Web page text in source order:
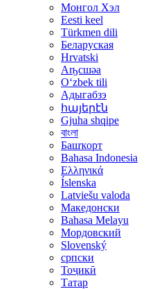
Монгол Хэл
Eesti keel
Türkmen dili
Беларуская
Hrvatski
Аҧсшәа
Oʻzbek tili
Адыгабзэ
հայերէն
Gjuha shqipe
বাংলা
Башҡорт
Bahasa Indonesia
Ελληνικά
Íslenska
Latviešu valoda
Македонски
Bahasa Melayu
Мордовский
Slovenský
српски
Тоҷикӣ
Татар